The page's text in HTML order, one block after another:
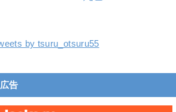
by tsuru_otsuru55
広告